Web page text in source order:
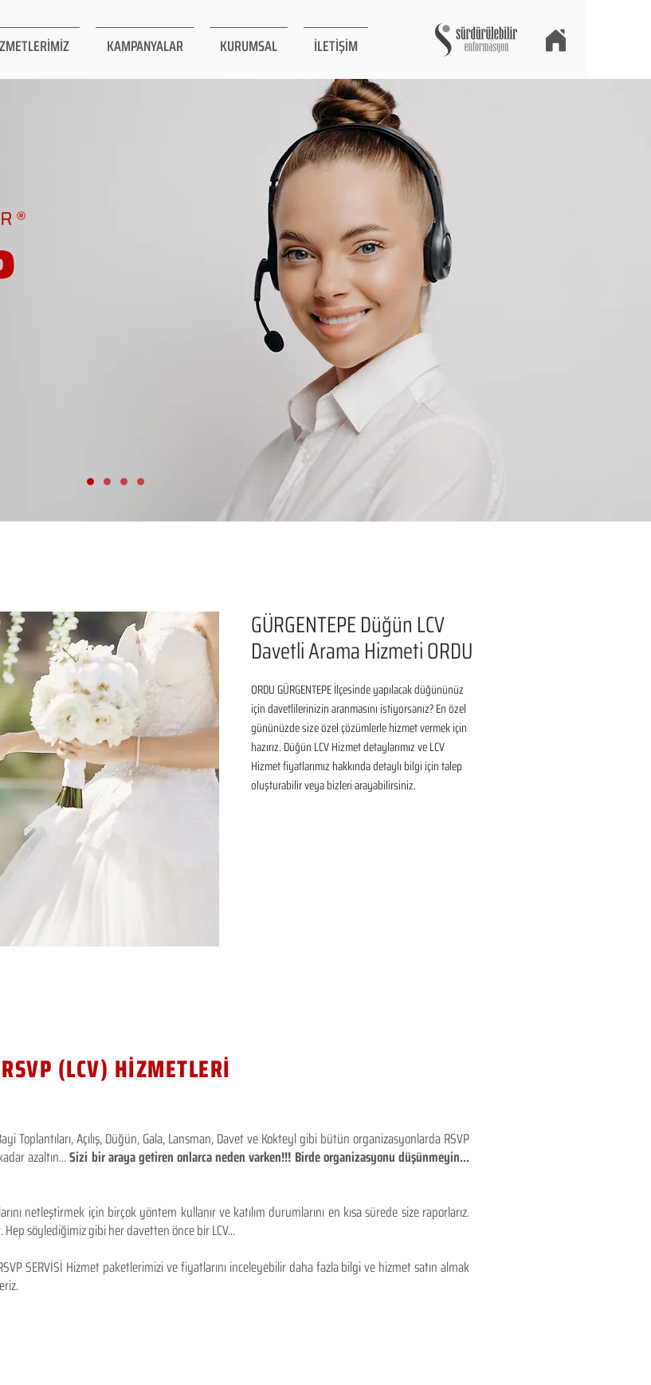
KAMPANYALAR KURUMSAL İLETİŞİM
GÜRGENTEPE Düğün LCV
Davetli Arama Hizmeti ORDU
ORDU GÜRGENTEPE İlçesinde yapılacak düğününüz
için davetlilerinizin aranmasını istiyorsanız? En özel
gününüzde size özel çözümlerle hizmet vermek için
hazırız. Düğün LCV Hizmet detaylarımız ve LCV
Hizmet fiyatlarımız hakkında detaylı bilgi için talep
oluşturabilir veya bizleri arayabilirsiniz.
RSVP (LCV) HİZMETLERİ
Toplantıları, Açılış, Düğün, Gala, Lansman, Davet ve Kokteyl gibi bütün organizasyonlarda RSVP
azaltın...Sizi bir araya getiren onlarca neden varken!!! Birde organizasyonu düşünmeyin...
netleştirmek için birçok yöntem kullanır ve katılım durumlarını en kısa sürede size raporlarız.
söylediğimiz gibi her davetten önce bir LCV...
SERVİSİ Hizmet paketlerimizi ve fiyatlarını inceleyebilir daha fazla bilgi ve hizmet satın almak